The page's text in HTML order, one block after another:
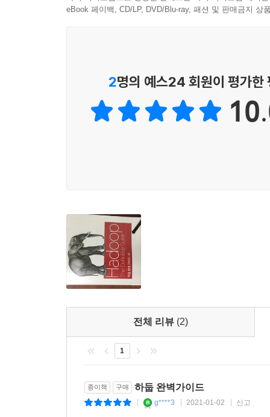
9.2 정렬
★★★ Part 3 하둡 운영 ★★★
CHAPTER 10 하둡 클러스터 설정
CHAPTER 11 하둡 관리
11.1 HDFS
11.2 모니터링
11.3 유지 보수
12.1 에이브로 자료형과 스키마
12.2 인메모리 직렬화와 역직렬화
12.4 상호운영성
12.5 스키마 해석
- 플룸으로 데이터 수집하기
eBook 페이백, CD/LP, DVD/Blu-ray, 패션 및 판매금지 상
2명의 예스24 회원이 평가한
전체 리뷰 (2)
1
종이책 구매 하둡 완벽가이드
g****3 2021-01-02 신고